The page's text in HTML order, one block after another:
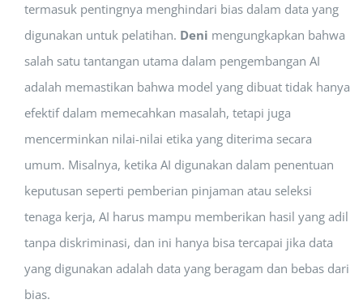
termasuk pentingnya menghindari bias dalam data yang
digunakan untuk pelatihan. Deni mengungkapkan bahwa
salah satu tantangan utama dalam pengembangan AI
adalah memastikan bahwa model yang dibuat tidak hanya
efektif dalam memecahkan masalah, tetapi juga
mencerminkan nilai-nilai etika yang diterima secara
umum. Misalnya, ketika AI digunakan dalam penentuan
keputusan seperti pemberian pinjaman atau seleksi
tenaga kerja, AI harus mampu memberikan hasil yang adil
tanpa diskriminasi, dan ini hanya bisa tercapai jika data
yang digunakan adalah data yang beragam dan bebas dari
bias.